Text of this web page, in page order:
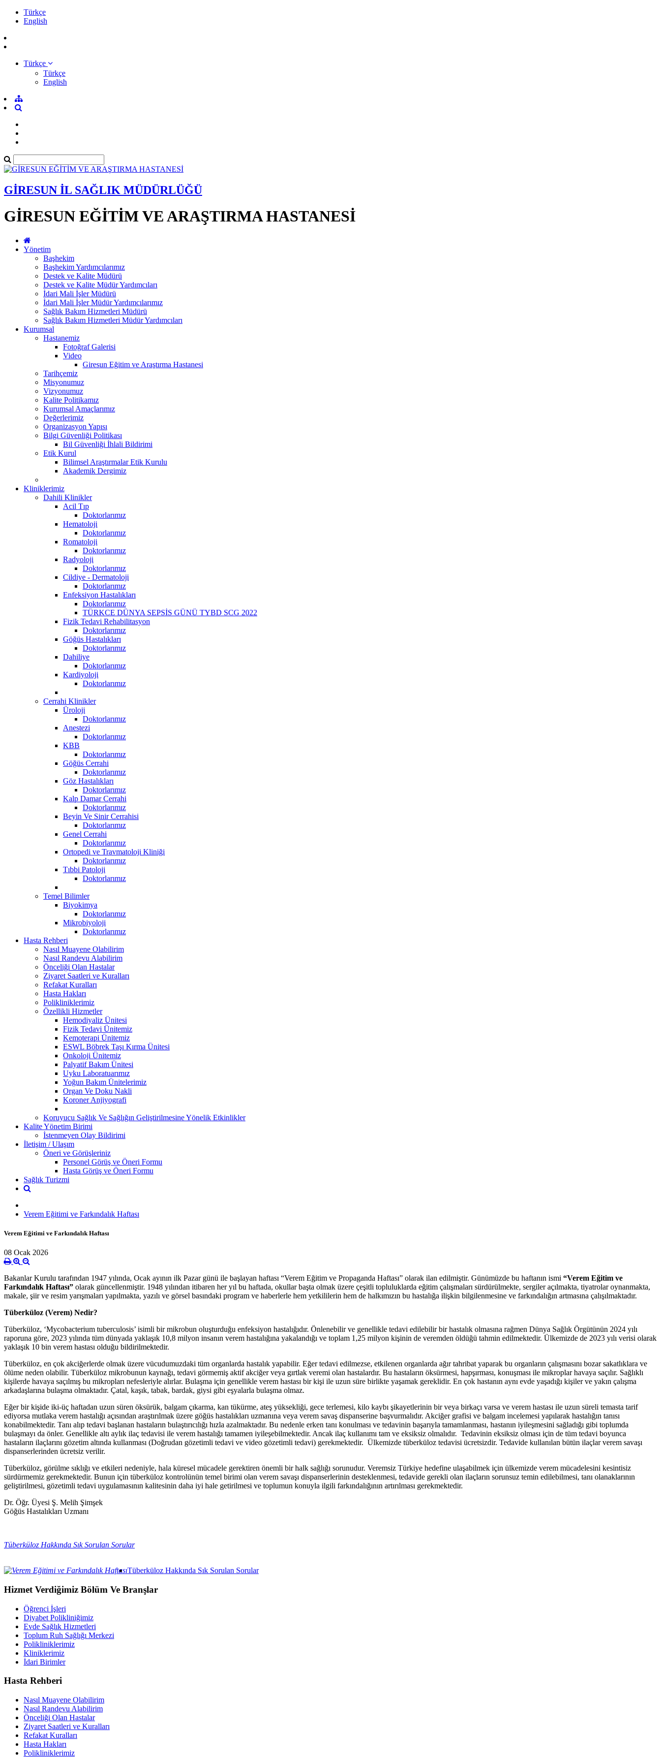
Türkçe
English
Türkçe
Türkçe
English
GİRESUN İL SAĞLIK MÜDÜRLÜĞÜ
GİRESUN EĞİTİM VE ARAŞTIRMA HASTANESİ
Yönetim
Başhekim
Başhekim Yardımcılarımız
Destek ve Kalite Müdürü
Destek ve Kalite Müdür Yardımcıları
İdari Mali İşler Müdürü
İdari Mali İşler Müdür Yardımcılarımız
Sağlık Bakım Hizmetleri Müdürü
Sağlık Bakım Hizmetleri Müdür Yardımcıları
Kurumsal
Hastanemiz
Fotoğraf Galerisi
Video
Giresun Eğitim ve Araştırma Hastanesi
Tarihçemiz
Misyonumuz
Vizyonumuz
Kalite Politikamız
Kurumsal Amaçlarımız
Değerlerimiz
Organizasyon Yapısı
Bilgi Güvenliği Politikası
Bil Güvenliği İhlali Bildirimi
Etik Kurul
Bilimsel Araştırmalar Etik Kurulu
Akademik Dergimiz
Kliniklerimiz
Dahili Klinikler
Acil Tıp
Doktorlarımız
Hematoloji
Doktorlarımız
Romatoloji
Doktorlarımız
Radyoloji
Doktorlarımız
Cildiye - Dermatoloji
Doktorlarımız
Enfeksiyon Hastalıkları
Doktorlarımız
TÜRKCE DÜNYA SEPSİS GÜNÜ TYBD SCG 2022
Fizik Tedavi Rehabilitasyon
Doktorlarımız
Göğüs Hastalıkları
Doktorlarımız
Dahiliye
Doktorlarımız
Kardiyoloji
Doktorlarımız
Cerrahi Klinikler
Üroloji
Doktorlarımız
Anestezi
Doktorlarımız
KBB
Doktorlarımız
Göğüs Cerrahi
Doktorlarımız
Göz Hastalıkları
Doktorlarımız
Kalp Damar Cerrahi
Doktorlarımız
Beyin Ve Sinir Cerrahisi
Doktorlarımız
Genel Cerrahi
Doktorlarımız
Ortopedi ve Travmatoloji Kliniği
Doktorlarımız
Tıbbi Patoloji
Doktorlarımız
Temel Bilimler
Biyokimya
Doktorlarımız
Mikrobiyoloji
Doktorlarımız
Hasta Rehberi
Nasıl Muayene Olabilirim
Nasıl Randevu Alabilirim
Önceliği Olan Hastalar
Ziyaret Saatleri ve Kuralları
Refakat Kuralları
Hasta Hakları
Polikliniklerimiz
Özellikli Hizmetler
Hemodiyaliz Ünitesi
Fizik Tedavi Ünitemiz
Kemoterapi Ünitemiz
ESWL Böbrek Taşı Kırma Ünitesi
Onkoloji Ünitemiz
Palyatif Bakım Ünitesi
Uyku Laboratuarımız
Yoğun Bakım Ünitelerimiz
Organ Ve Doku Nakli
Koroner Anjiyografi
Koruyucu Sağlık Ve Sağlığın Geliştirilmesine Yönelik Etkinlikler
Kalite Yönetim Birimi
İstenmeyen Olay Bildirimi
İletişim / Ulaşım
Öneri ve Görüşleriniz
Personel Görüş ve Öneri Formu
Hasta Görüş ve Öneri Formu
Sağlık Turizmi
Verem Eğitimi ve Farkındalık Haftası
Verem Eğitimi ve Farkındalık Haftası
08 Ocak 2026
Bakanlar Kurulu tarafından 1947 yılında, Ocak ayının ilk Pazar günü ile başlayan haftası “Verem Eğitim ve Propaganda Haftası” olarak ilan edilmiştir. Günümüzde bu haftanın ismi “Verem Eğitim ve
Farkındalık Haftası” olarak güncellenmiştir. 1948 yılından itibaren her yıl bu haftada, okullar başta olmak üzere çeşitli topluluklarda eğitim çalışmaları sürdürülmekte, sergiler açılmakta, tiyatrolar oynanmakta,
makale, şiir ve resim yarışmaları yapılmakta, yazılı ve görsel basındaki program ve haberlerle hem yetkililerin hem de halkımızın bu hastalığa ilişkin bilgilenmesine ve farkındalığın artmasına çalışılmaktadır.
Tüberküloz (Verem) Nedir?
Tüberküloz, ‘Mycobacterium tuberculosis’ isimli bir mikrobun oluşturduğu enfeksiyon hastalığıdır. Önlenebilir ve genellikle tedavi edilebilir bir hastalık olmasına rağmen Dünya Sağlık Örgütünün 2024 yılı
raporuna göre, 2023 yılında tüm dünyada yaklaşık 10,8 milyon insanın verem hastalığına yakalandığı ve toplam 1,25 milyon kişinin de veremden öldüğü tahmin edilmektedir. Ülkemizde de 2023 yılı verisi olarak
yaklaşık 10 bin verem hastası olduğu bildirilmektedir.
Tüberküloz, en çok akciğerlerde olmak üzere vücudumuzdaki tüm organlarda hastalık yapabilir. Eğer tedavi edilmezse, etkilenen organlarda ağır tahribat yaparak bu organların çalışmasını bozar sakatlıklara ve
ölüme neden olabilir. Tüberküloz mikrobunun kaynağı, tedavi görmemiş aktif akciğer veya gırtlak veremi olan hastalardır. Bu hastaların öksürmesi, hapşırması, konuşması ile mikroplar havaya saçılır. Sağlıklı
kişilerde havaya saçılmış bu mikropları nefesleriyle alırlar. Bulaşma için genellikle verem hastası bir kişi ile uzun süre birlikte yaşamak gereklidir. En çok hastanın aynı evde yaşadığı kişiler ve yakın çalışma
arkadaşlarına bulaşma olmaktadır. Çatal, kaşık, tabak, bardak, giysi gibi eşyalarla bulaşma olmaz.
Eğer bir kişide iki-üç haftadan uzun süren öksürük, balgam çıkarma, kan tükürme, ateş yüksekliği, gece terlemesi, kilo kaybı şikayetlerinin bir veya birkaçı varsa ve verem hastası ile uzun süreli temasta tarif
ediyorsa mutlaka verem hastalığı açısından araştırılmak üzere göğüs hastalıkları uzmanına veya verem savaş dispanserine başvurmalıdır. Akciğer grafisi ve balgam incelemesi yapılarak hastalığın tanısı
konabilmektedir. Tanı alıp tedavi başlanan hastaların bulaştırıcılığı hızla azalmaktadır. Bu nedenle erken tanı konulması ve tedavinin başarıyla tamamlanması, hastanın iyileşmesini sağladığı gibi toplumda
bulaşmayı da önler. Genellikle altı aylık ilaç tedavisi ile verem hastalığı tamamen iyileşebilmektedir. Ancak ilaç kullanımı tam ve eksiksiz olmalıdır. Tedavinin eksiksiz olması için de tüm tedavi boyunca
hastaların ilaçlarını gözetim altında kullanması (Doğrudan gözetimli tedavi ve video gözetimli tedavi) gerekmektedir. Ülkemizde tüberküloz tedavisi ücretsizdir. Tedavide kullanılan bütün ilaçlar verem savaşı
dispanserlerinden ücretsiz verilir.
Tüberküloz, görülme sıklığı ve etkileri nedeniyle, hala küresel mücadele gerektiren önemli bir halk sağlığı sorunudur. Veremsiz Türkiye hedefine ulaşabilmek için ülkemizde verem mücadelesini kesintisiz
sürdürmemiz gerekmektedir. Bunun için tüberküloz kontrolünün temel birimi olan verem savaşı dispanserlerinin desteklenmesi, tedavide gerekli olan ilaçların sorunsuz temin edilebilmesi, tanı olanaklarının
geliştirilmesi, gözetimli tedavi uygulamasının kalitesinin daha iyi hale getirilmesi ve toplumun konuyla ilgili farkındalığının artırılması gerekmektedir.
Dr. Öğr. Üyesi Ş. Melih Şimşek
Göğüs Hastalıkları Uzmanı
Tüberküloz Hakkında Sık Sorulan Sorular
Tüberküloz Hakkında Sık Sorulan Sorular
Hizmet Verdiğimiz Bölüm Ve Branşlar
Öğrenci İşleri
Diyabet Polikliniğimiz
Evde Sağlık Hizmetleri
Toplum Ruh Sağlığı Merkezi
Polikliniklerimiz
Kliniklerimiz
İdari Birimler
Hasta Rehberi
Nasıl Muayene Olabilirim
Nasıl Randevu Alabilirim
Önceliği Olan Hastalar
Ziyaret Saatleri ve Kuralları
Refakat Kuralları
Hasta Hakları
Polikliniklerimiz